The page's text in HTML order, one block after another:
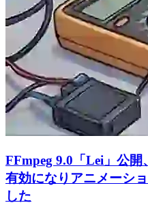
FFmpeg 9.0「Lei」公
有効になりアニメーシ
した